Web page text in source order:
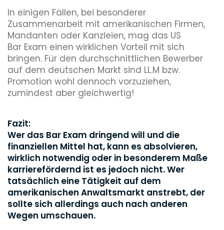
In einigen Fällen, bei besonderer
Zusammenarbeit mit amerikanischen Firmen,
Mandanten oder Kanzleien, mag das US
Bar Exam einen wirklichen Vorteil mit sich
bringen. Für den durchschnittlichen Bewerber
auf dem deutschen Markt sind LL.M bzw.
Promotion wohl dennoch vorzuziehen,
zumindest aber gleichwertig!
Fazit:
Wer das Bar Exam dringend will und die
finanziellen Mittel hat, kann es absolvieren,
wirklich notwendig oder in besonderem Maße
karrierefördernd ist es jedoch nicht. Wer
tatsächlich eine Tätigkeit auf dem
amerikanischen Anwaltsmarkt anstrebt, der
sollte sich allerdings auch nach anderen
Wegen umschauen.